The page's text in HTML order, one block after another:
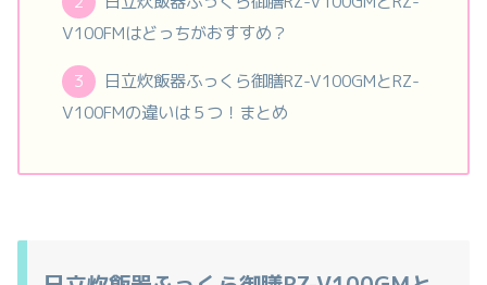
V100FMはどっちがおすすめ？
日立炊飯器ふっくら御膳RZ-V100GMとRZ-
V100FMの違いは５つ！まとめ